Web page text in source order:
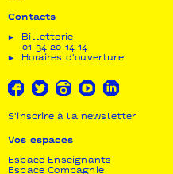
Contacts
Billetterie
01 34 20 14 14
Horaires d'ouverture
S'inscrire à la newsletter
Vos espaces
Espace Enseignants
Espace Compagnie